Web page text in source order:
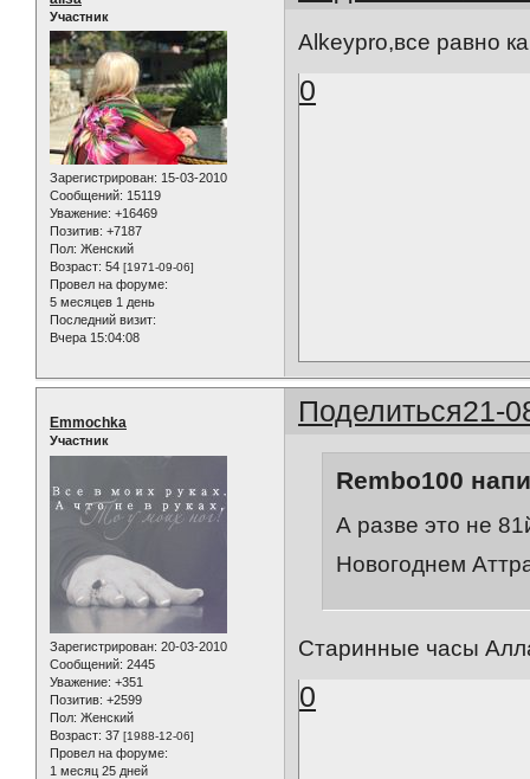
Участник
Зарегистрирован: 15-03-2010
Сообщений: 15119
Уважение: +16469
Позитив: +7187
Пол: Женский
Возраст: 54 [1971-09-06]
Провел на форуме:
5 месяцев 1 день
Последний визит:
Вчера 15:04:08
Alkeypro,все равно
0
Поделиться21-
Emmochka
Участник
Зарегистрирован: 20-03-2010
Сообщений: 2445
Уважение: +351
Позитив: +2599
Пол: Женский
Возраст: 37 [1988-12-06]
Провел на форуме:
1 месяц 25 дней
Rembo100
А разве это не
Новогоднем
Старинные часы
0